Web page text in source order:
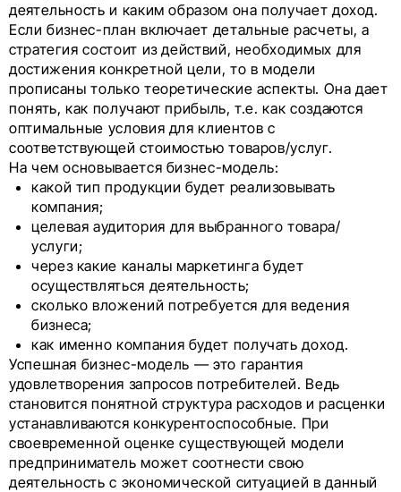
деятельность и каким образом она получает доход.
Если бизнес-план включает детальные расчеты, а
стратегия состоит из действий, необходимых для
достижения конкретной цели, то в модели
прописаны только теоретические аспекты. Она дает
понять, как получают прибыль, т.е. как создаются
оптимальные условия для клиентов с
соответствующей стоимостью товаров/услуг.
На чем основывается бизнес-модель:
какой тип продукции будет реализовывать
компания;
целевая аудитория для выбранного товара/
услуги;
через какие каналы маркетинга будет
осуществляться деятельность;
сколько вложений потребуется для ведения
бизнеса;
как именно компания будет получать доход.
Успешная бизнес-модель — это гарантия
удовлетворения запросов потребителей. Ведь
становится понятной структура расходов и расценки
устанавливаются конкурентоспособные. При
своевременной оценке существующей модели
предприниматель может соотнести свою
деятельность с экономической ситуацией в данный